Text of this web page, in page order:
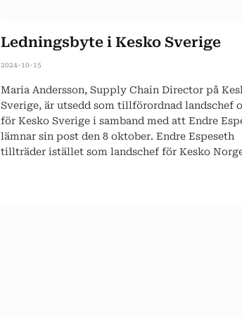
Ledningsbyte i Kesko Sverige
2024-10-15
Maria Andersson, Supply Chain Director på
Sverige, är utsedd som tillförordnad landschef
för Kesko Sverige i samband med att Endre
lämnar sin post den 8 oktober. Endre Espeseth
tillträder istället som landschef för Kesko